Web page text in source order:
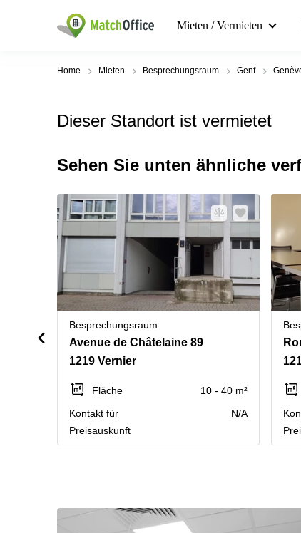
Mieten / Vermieten
Home Mieten Besprechungsraum Genf
Dieser Standort ist vermietet
Sehen Sie unten ähnliche
Besprechungsraum
Avenue de Châtelaine 89
1219 Vernier
Fläche
10 - 40 m²
Kontakt für
Preisauskunft
N/A